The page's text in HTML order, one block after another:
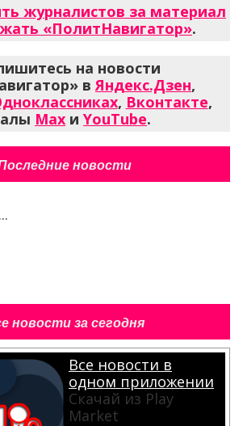
журналистов за материал
«ПолитНавигатор».
на новости
вЯндекс.Дзен,
, Вконтакте,
Max и YouTube.
новости
новости за сегодня
Все новости в
одном приложении
Скачай из Play
Market